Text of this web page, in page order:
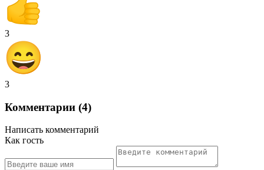
3
3
Комментарии (4)
Написать комментарий
Как гость